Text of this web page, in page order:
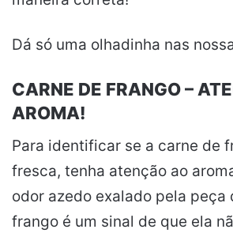
Dá só uma olhadinha nas
CARNE DE FRANGO –
AROMA!
Para identificar se a carne de
fresca, tenha atenção ao
odor azedo exalado pela peça
frango é um sinal de que ela